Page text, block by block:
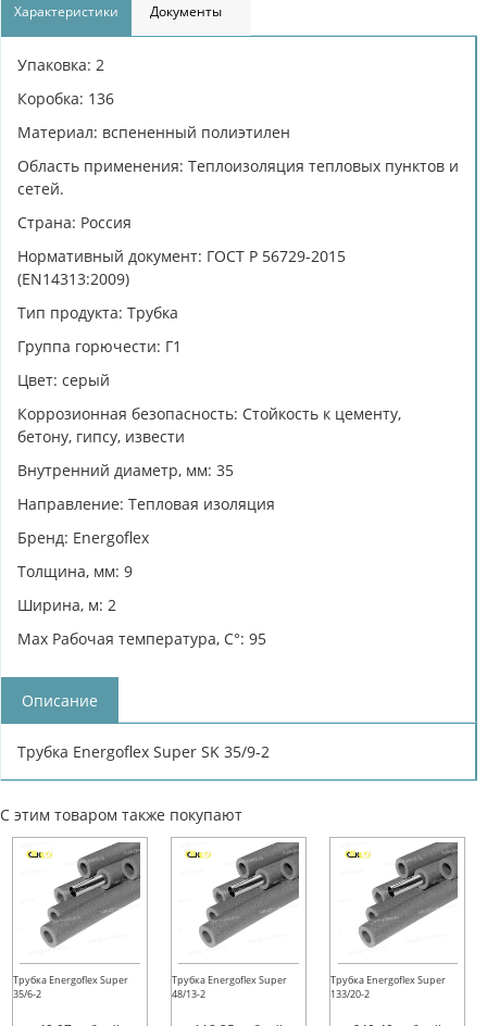
Характеристики Документы
Упаковка: 2
Коробка: 136
Материал: вспененный полиэтилен
Область применения: Теплоизоляция тепловых пунктов и
сетей.
Страна: Россия
Нормативный документ: ГОСТ Р 56729-2015
(EN14313:2009)
Тип продукта: Трубкa
Группа горючести: Г1
Цвет: серый
Коррозионная безопасность: Cтойкость к цементу,
бетону, гипсу, извести
Внутренний диаметр, мм: 35
Направление: Тепловая изоляция
Бренд: Energoflex
Толщина, мм: 9
Ширина, м: 2
Max Рабочая температура, C°: 95
Описание
Трубкa Energoflex Super SK 35/9-2
С этим товаром также покупают
Трубка Energoflex Super
35/6-2
Трубка Energoflex Super
48/13-2
Трубка Energoflex Super
133/20-2